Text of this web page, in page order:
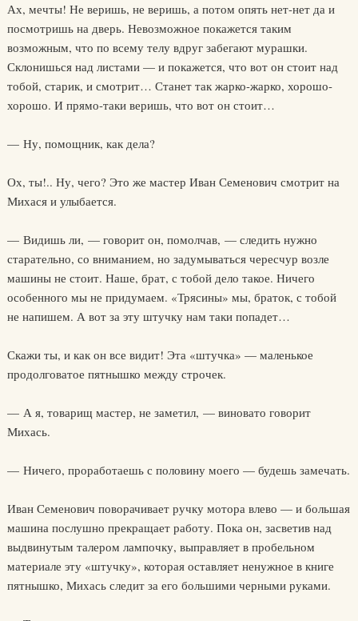
Ах, мечты! Не веришь, не веришь, а потом опять нет-нет да и
посмотришь на дверь. Невозможное покажется таким
возможным, что по всему телу вдруг забегают мурашки.
Склонишься над листами — и покажется, что вот он стоит над
тобой, старик, и смотрит… Станет так жарко-жарко, хорошо-
хорошо. И прямо-таки веришь, что вот он стоит…
— Ну, помощник, как дела?
Ох, ты!.. Ну, чего? Это же мастер Иван Семенович смотрит на
Михася и улыбается.
— Видишь ли, — говорит он, помолчав, — следить нужно
старательно, со вниманием, но задумываться чересчур возле
машины не стоит. Наше, брат, с тобой дело такое. Ничего
особенного мы не придумаем. «Трясины» мы, браток, с тобой
не напишем. А вот за эту штучку нам таки попадет…
Скажи ты, и как он все видит! Эта «штучка» — маленькое
продолговатое пятнышко между строчек.
— А я, товарищ мастер, не заметил, — виновато говорит
Михась.
— Ничего, проработаешь с половину моего — будешь замечать.
Иван Семенович поворачивает ручку мотора влево — и большая
машина послушно прекращает работу. Пока он, засветив над
выдвинутым талером лампочку, выправляет в пробельном
материале эту «штучку», которая оставляет ненужное в книге
пятнышко, Михась следит за его большими черными руками.